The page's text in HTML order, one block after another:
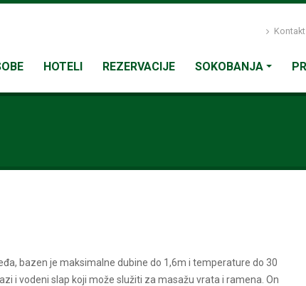
Kontakt
HOTELI REZERVACIJE SOKOBANJA
bazen je maksimalne dubine do 1,6m i temperature do 30
i vodeni slap koji može služiti za masažu vrata i ramena. On